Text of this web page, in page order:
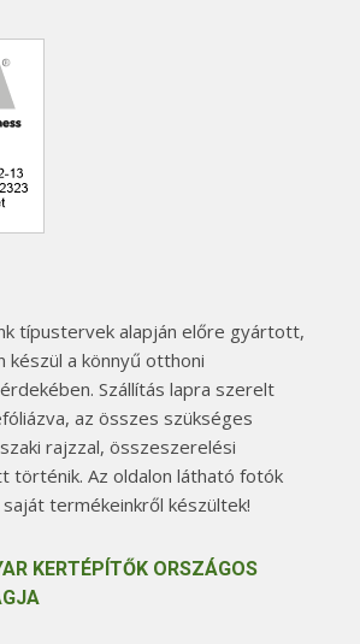
típustervek alapján előre gyártott,
készül a könnyű otthoni
Szállítás lapra szerelt
az összes szükséges
rajzzal, összeszerelési
történik. Az oldalon látható fotók
termékeinkről készültek!
KERTÉPÍTŐK ORSZÁGOS